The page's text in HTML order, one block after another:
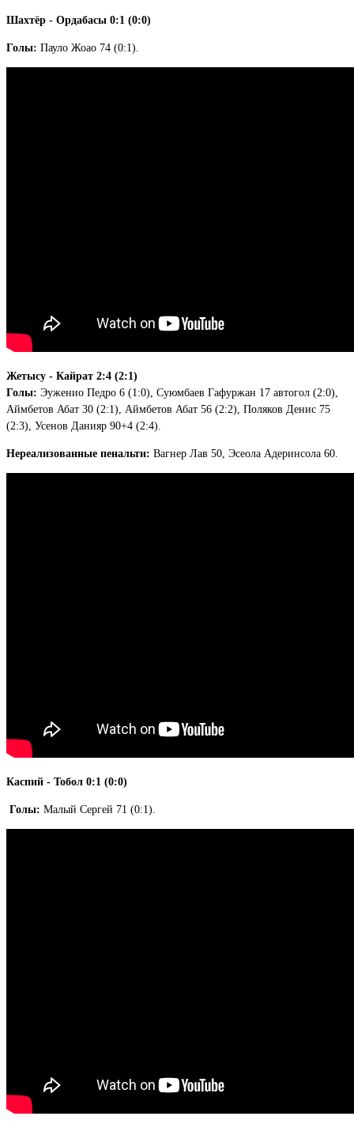
Шахтёр - Ордабасы 0:1 (0:0)
Голы: Пауло Жоао 74 (0:1).
Жетысу - Кайрат 2:4 (2:1)
Голы: Эуженио Педро 6 (1:0), Суюмбаев Гафуржан 17 автогол (2:0),
Аймбетов Абат 30 (2:1), Аймбетов Абат 56 (2:2), Поляков Денис 75
(2:3), Усенов Данияр 90+4 (2:4).
Нереализованные пенальти: Вагнер Лав 50, Эсеола Адеринсола 60.
Каспий - Тобол 0:1 (0:0)
Голы: Малый Сергей 71 (0:1).